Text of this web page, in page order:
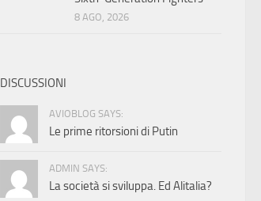
8 AGO, 2026
DISCUSSIONI
AVIOBLOG SAYS:
Le prime ritorsioni di Putin
ADMIN SAYS:
La società si sviluppa. Ed Alitalia?